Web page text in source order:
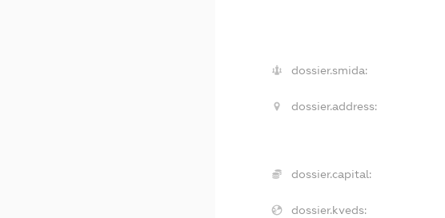
dossier.smida:
dossier.address:
dossier.capital:
dossier.kveds: